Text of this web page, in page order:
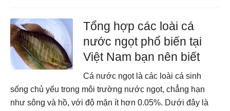
Tổng hợp các loài cá
nước ngọt phổ biến tại
Việt Nam bạn nên biết
Cá nước ngọt là các loài cá sinh
sống chủ yếu trong môi trường nước ngọt, chẳng hạn
như sông và hồ, với độ mặn ít hơn 0.05%. Dưới đây là